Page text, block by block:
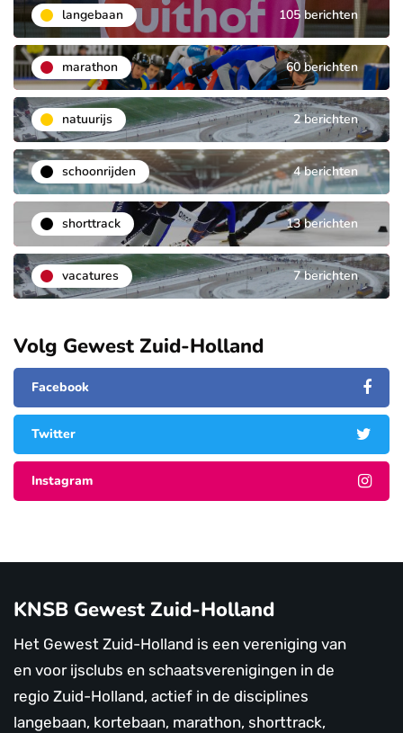
langebaan 105 berichten
marathon 60 berichten
natuurijs 2 berichten
schoonrijden 4 berichten
shorttrack 13 berichten
vacatures 7 berichten
Volg Gewest Zuid-Holland
Facebook
Twitter
Instagram
KNSB Gewest Zuid-Holland
Het Gewest Zuid-Holland is een vereniging van
en voor ijsclubs en schaatsverenigingen in de
regio Zuid-Holland, actief in de disciplines
langebaan, kortebaan, marathon, shorttrack,